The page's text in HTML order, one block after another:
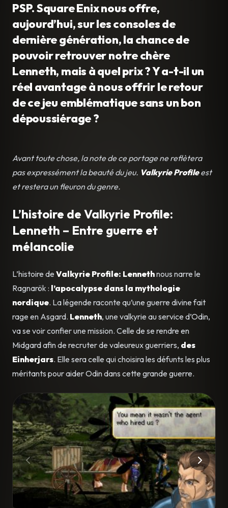
PSP. Square Enix nous offre,
aujourd’hui, sur les consoles de
dernière génération, la chance de
pouvoir retrouver notre chère
Lenneth, mais à quel prix ? Y a-t-il un
réel avantage à nous offrir le retour
de ce jeu emblématique sans un bon
dépoussiérage ?
Avant toute chose, la note de ce portage ne reflètera
pas expressément la beauté du jeu. Valkyrie Profileest
et restera un fleuron du genre.
L’histoire de Valkyrie Profile:
Lenneth – Entre guerre et
mélancolie
L’histoire de Valkyrie Profile: Lennethnous narre le
Ragnarök : l’apocalypse dans la mythologie
nordique. La légende raconte qu’une guerre divine fait
rage en Asgard. Lenneth, une valkyrie au service d’Odin,
va se voir confier une mission. Celle de se rendre en
Midgard afin de recruter de valeureux guerriers, des
Einherjars. Elle sera celle qui choisira les défunts les plus
méritants pour aider Odin dans cette grande guerre.